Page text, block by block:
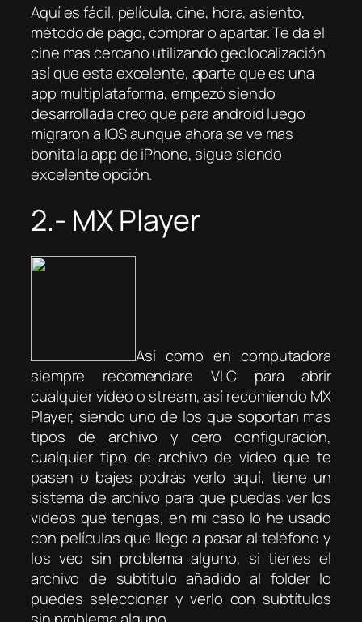
Aquí es fácil, película, cine, hora, asiento,
método de pago, comprar o apartar. Te da el
cine mas cercano utilizando geolocalización
así que esta excelente, aparte que es una
app multiplataforma, empezó siendo
desarrollada creo que para android luego
migraron a IOS aunque ahora se ve mas
bonita la app de iPhone, sigue siendo
excelente opción.
2.- MX Player
Así como en computadora
siempre recomendare VLC para abrir
cualquier video o stream, así recomiendo MX
Player, siendo uno de los que soportan mas
tipos de archivo y cero configuración,
cualquier tipo de archivo de video que te
pasen o bajes podrás verlo aquí, tiene un
sistema de archivo para que puedas ver los
videos que tengas, en mi caso lo he usado
con películas que llego a pasar al teléfono y
los veo sin problema alguno, si tienes el
archivo de subtitulo añadido al folder lo
puedes seleccionar y verlo con subtítulos